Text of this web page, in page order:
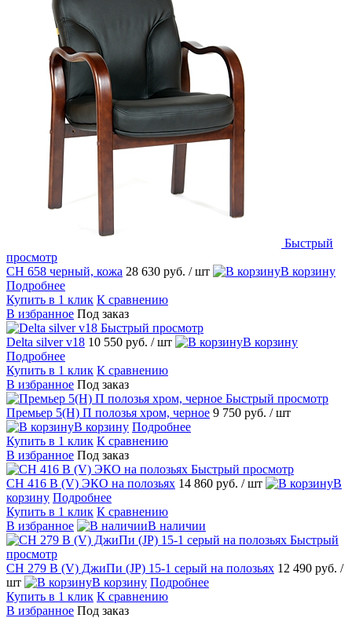
Быстрый
просмотр
CH 658 черный, кожа 28 630 руб. / шт
В корзину
Подробнее
Купить в 1 клик К сравнению
В избранное Под заказ
Быстрый просмотр
Delta silver v18 10 550 руб. / шт
В корзину
Подробнее
Купить в 1 клик К сравнению
В избранное Под заказ
Быстрый просмотр
Премьер 5(Н) П полозья хром, черное 9 750 руб. / шт
В корзину Подробнее
Купить в 1 клик К сравнению
В избранное Под заказ
Быстрый просмотр
CH 416 В (V) ЭКО на полозьях 14 860 руб. / шт
В
корзину Подробнее
Купить в 1 клик К сравнению
В избранное
В наличии
Быстрый
просмотр
CH 279 В (V) ДжиПи (JP) 15-1 серый на полозьях 12 490 руб. /
шт
В корзину Подробнее
Купить в 1 клик К сравнению
В избранное Под заказ